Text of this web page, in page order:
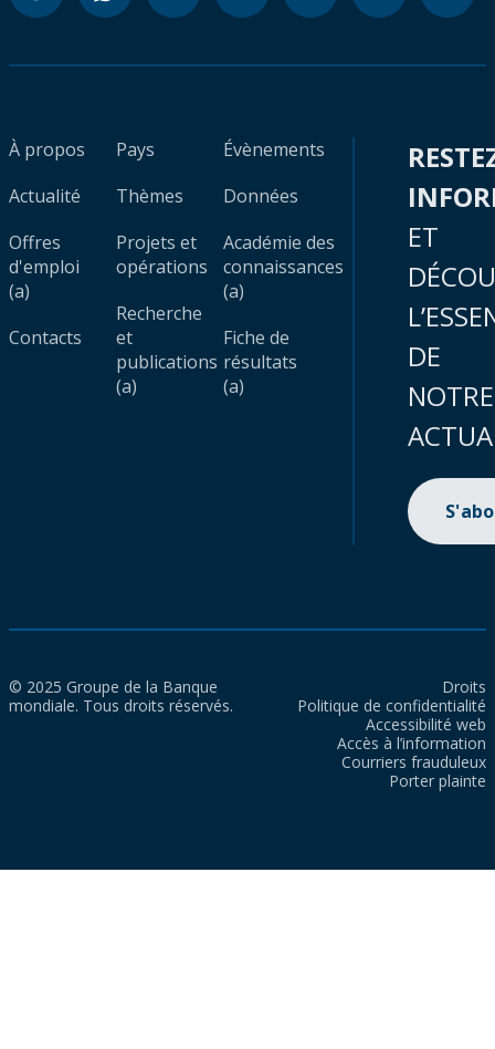
À propos
Actualité
Offres
d'emploi
(a)
Contacts
Pays
Thèmes
Projets et
opérations
Recherche
et
publications
(a)
Évènements
Données
Académie des
connaissances
(a)
Fiche de
résultats
(a)
ET
DE
NOTRE
© 2025 Groupe de la Banque
mondiale. Tous droits réservés.
Droits
Politique de confidentialité
Accessibilité web
Accès à l’information
Courriers frauduleux
Porter plainte